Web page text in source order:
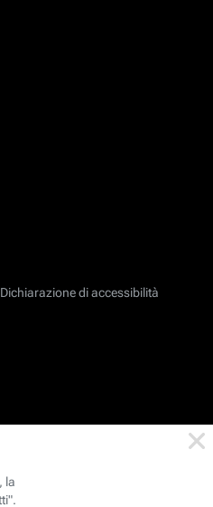
Dichiarazione di accessibilità